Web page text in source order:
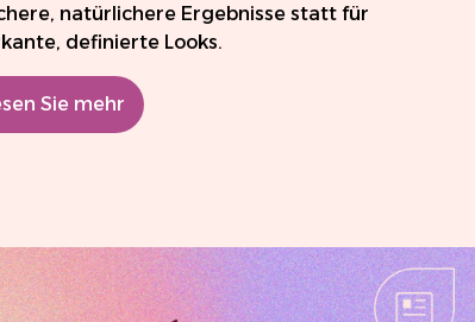
natürlichere Ergebnisse statt für
definierte Looks.
Sie mehr